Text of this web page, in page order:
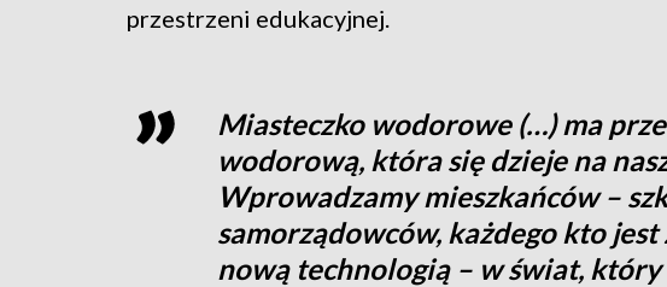
przestrzeni edukacyjnej.
Miasteczko wodorowe (…) ma
wodorową, która się dzieje na
Wprowadzamy mieszkańców –
samorządowców, każdego kto
nową technologią – w świat, który